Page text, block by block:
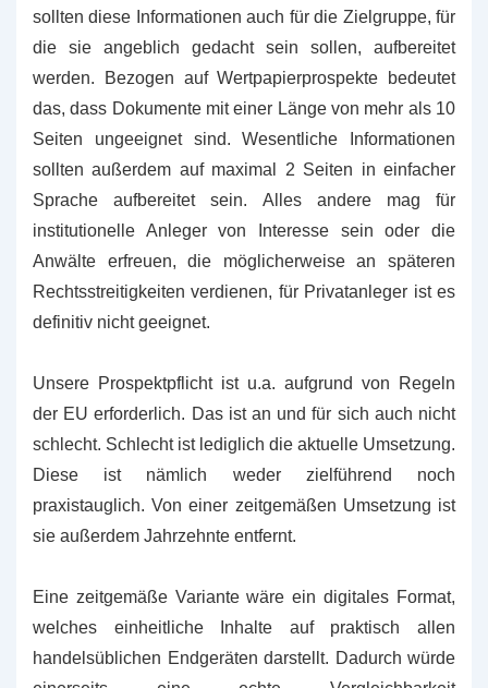
sollten diese Informationen auch für die Zielgruppe, für
die sie angeblich gedacht sein sollen, aufbereitet
werden. Bezogen auf Wertpapierprospekte bedeutet
das, dass Dokumente mit einer Länge von mehr als 10
Seiten ungeeignet sind. Wesentliche Informationen
sollten außerdem auf maximal 2 Seiten in einfacher
Sprache aufbereitet sein. Alles andere mag für
institutionelle Anleger von Interesse sein oder die
Anwälte erfreuen, die möglicherweise an späteren
Rechtsstreitigkeiten verdienen, für Privatanleger ist es
definitiv nicht geeignet.
Unsere Prospektpflicht ist u.a. aufgrund von Regeln
der EU erforderlich. Das ist an und für sich auch nicht
schlecht. Schlecht ist lediglich die aktuelle Umsetzung.
Diese ist nämlich weder zielführend noch
praxistauglich. Von einer zeitgemäßen Umsetzung ist
sie außerdem Jahrzehnte entfernt.
Eine zeitgemäße Variante wäre ein digitales Format,
welches einheitliche Inhalte auf praktisch allen
handelsüblichen Endgeräten darstellt. Dadurch würde